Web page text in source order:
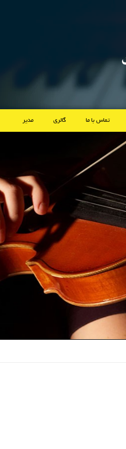
تماس با ما گالری مدیر